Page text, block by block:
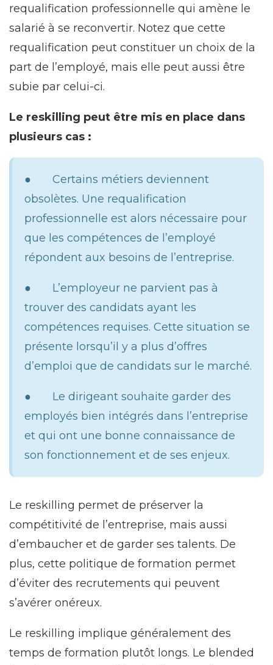
requalification professionnelle qui amène le
salarié à se reconvertir. Notez que cette
requalification peut constituer un choix de la
part de l’employé, mais elle peut aussi être
subie par celui-ci.
Le reskilling peut être mis en place dans
plusieurs cas :
● Certains métiers deviennent
obsolètes. Une requalification
professionnelle est alors nécessaire pour
que les compétences de l’employé
répondent aux besoins de l’entreprise.
● L’employeur ne parvient pas à
trouver des candidats ayant les
compétences requises. Cette situation se
présente lorsqu’il y a plus d’offres
d’emploi que de candidats sur le marché.
● Le dirigeant souhaite garder des
employés bien intégrés dans l’entreprise
et qui ont une bonne connaissance de
son fonctionnement et de ses enjeux.
Le reskilling permet de préserver la
compétitivité de l’entreprise, mais aussi
d’embaucher et de garder ses talents. De
plus, cette politique de formation permet
d’éviter des recrutements qui peuvent
s’avérer onéreux.
Le reskilling implique généralement des
temps de formation plutôt longs. Le blended